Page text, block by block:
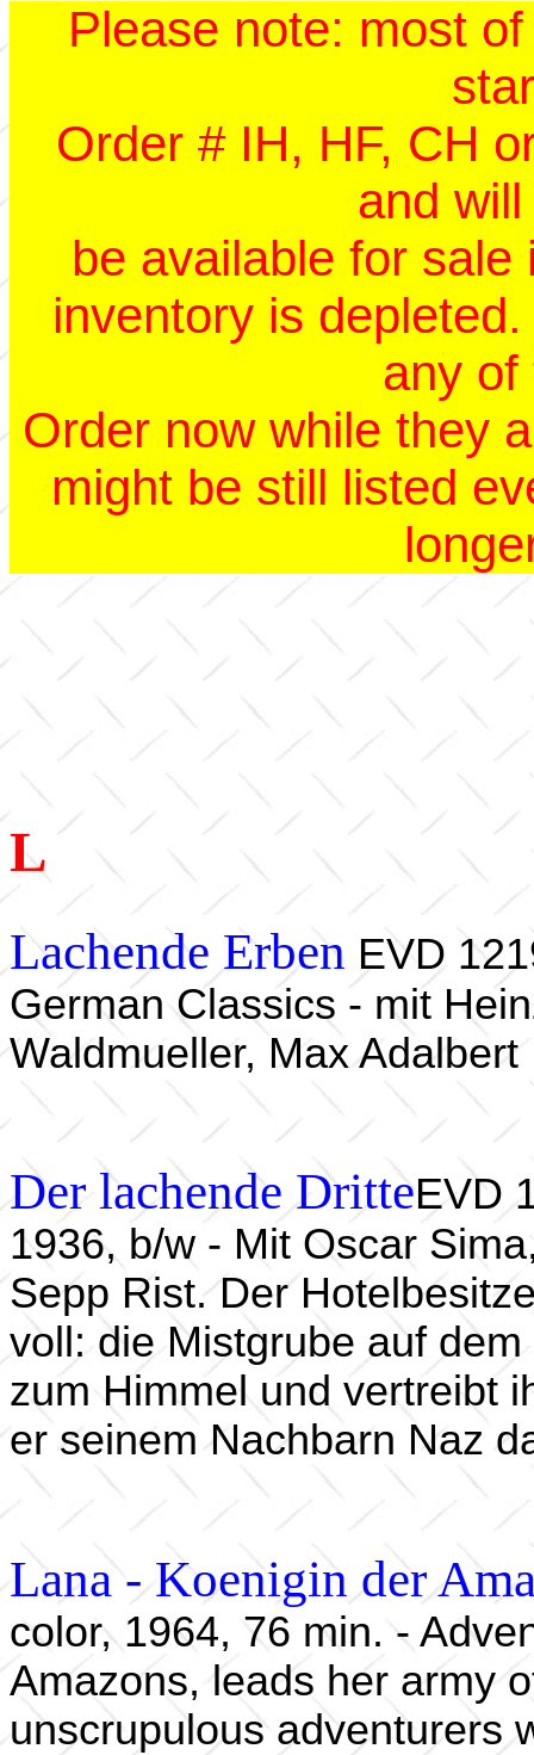
Please note: most
Order # IH, HF, CH
and
be available for
inventory is
any of
Order now while they
might be still listed
L
Lachende Erben EVD
German Classics - mit
Waldmueller, Max Adalbert
Der lachende DritteEVD
1936, b/w - Mit Oscar
Sepp Rist. Der
voll: die Mistgrube auf
zum Himmel und vertreibt
er seinem Nachbarn Naz
Lana - Koenigin der
color, 1964, 76 min. -
Amazons, leads her army
unscrupulous adventurers